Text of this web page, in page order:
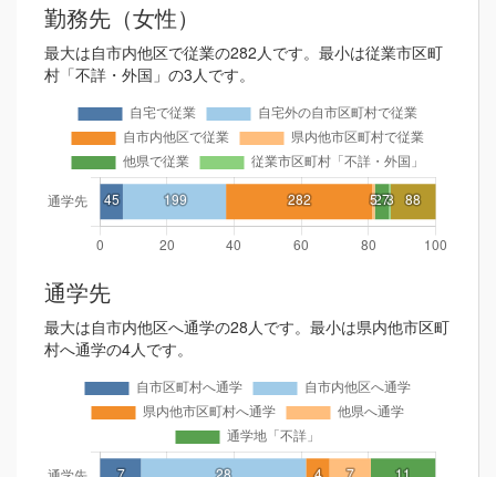
勤務先（女性）
最大は自市内他区で従業の282人です。最小は従業市区町
村「不詳・外国」の3人です。
通学先
最大は自市内他区へ通学の28人です。最小は県内他市区町
村へ通学の4人です。